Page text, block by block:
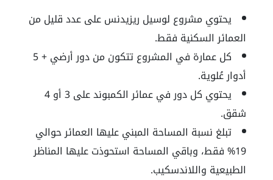
يحتوي مشروع لوسيل ريزيدنس على عدد قليل من
العمائر السكنية فقط.
كل عمارة في المشروع تتكون من دور أرضي + 5
أدوار عُلوية.
يحتوي كل دور في عمائر الكمبوند على 3 أو 4
شقق.
تبلغ نسبة المساحة المبني عليها العمائر حوالي
19% فقط، وباقي المساحة استحوذت عليها المناظر
الطبيعية واللاندسكيب.